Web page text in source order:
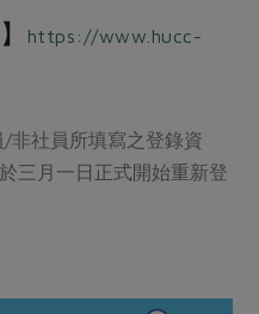
焙持本土農糧
塑減廢
農教育
https://www.hucc-
非社員所填寫之登錄資
三月一日正式開始重新登